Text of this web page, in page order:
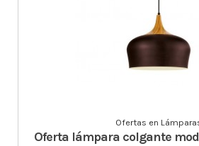
Ofertas en
Oferta lámpara colgante